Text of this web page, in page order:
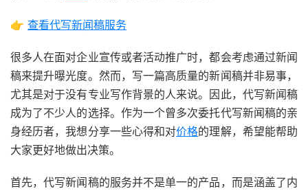
👉 查看代写新闻稿服务
很多人在面对企业宣传或者活动推广时，都会考虑通过新闻
稿来提升曝光度。然而，写一篇高质量的新闻稿并非易事，
尤其是对于没有专业写作背景的人来说。因此，代写新闻稿
成为了不少人的选择。作为一个曾多次委托代写新闻稿的亲
身经历者，我想分享一些心得和对价格的理解，希望能帮助
大家更好地做出决策。
首先，代写新闻稿的服务并不是单一的产品，而是涵盖了内